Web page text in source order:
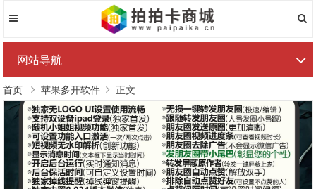
网站导航
首页 苹果多开软件 正文